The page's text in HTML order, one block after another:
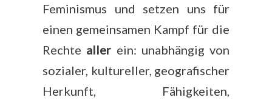
Feminismus und setzen uns für
einen gemeinsamen Kampf für die
Rechte aller ein: unabhängig von
sozialer, kultureller, geografischer
Herkunft, Fähigkeiten,